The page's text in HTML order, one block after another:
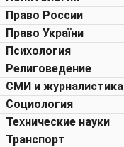
Право России
Право України
Психология
Религоведение
СМИ и журналистика
Социология
Технические науки
Транспорт